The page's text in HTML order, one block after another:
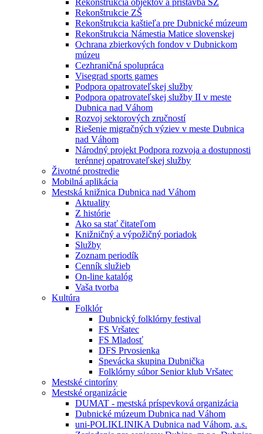
Rekonštrukcia objektov a prístavba ŠZ
Rekonštrukcie ZŠ
Rekonštrukcia kaštieľa pre Dubnické múzeum
Rekonštrukcia Námestia Matice slovenskej
Ochrana zbierkových fondov v Dubnickom
múzeu
Cezhraničná spolupráca
Visegrad sports games
Podpora opatrovateľskej služby
Podpora opatrovateľskej služby II v meste
Dubnica nad Váhom
Rozvoj sektorových zručností
Riešenie migračných výziev v meste Dubnica
nad Váhom
Národný projekt Podpora rozvoja a dostupnosti
terénnej opatrovateľskej služby
Životné prostredie
Mobilná aplikácia
Mestská knižnica Dubnica nad Váhom
Aktuality
Z histórie
Ako sa stať čitateľom
Knižničný a výpožičný poriadok
Služby
Zoznam periodík
Cenník služieb
On-line katalóg
Vaša tvorba
Kultúra
Folklór
Dubnický folklórny festival
FS Vršatec
FS Mladosť
DFS Prvosienka
Spevácka skupina Dubnička
Folklórny súbor Senior klub Vršatec
Mestské cintoríny
Mestské organizácie
DUMAT - mestská príspevková organizácia
Dubnické múzeum Dubnica nad Váhom
uni-POLIKLINIKA Dubnica nad Váhom, a.s.